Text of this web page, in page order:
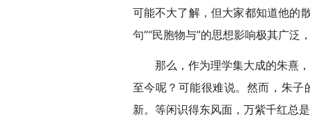
可能不大了解，但大家都知道他的
句”“民胞物与”的思想影响极其广泛
那么，作为理学集大成的朱熹
至今呢？可能很难说。然而，朱
新。等闲识得东风面，万紫千红总